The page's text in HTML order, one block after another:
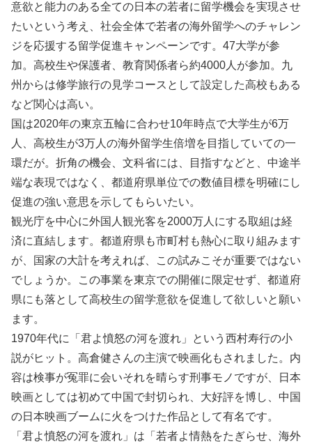
意欲と能力のある全ての日本の若者に留学機会を実現させ
たいという考え、社会全体で若者の海外留学へのチャレン
ジを応援する留学促進キャンペーンです。47大学が参
加。高校生や保護者、教育関係者ら約4000人が参加。九
州からは修学旅行の見学コースとして設定した高校もある
など関心は高い。
国は2020年の東京五輪に合わせ10年時点で大学生が6万
人、高校生が3万人の海外留学生倍増を目指していての一
環だが。折角の機会、文科省には、目指すなどと、中途半
端な表現ではなく、都道府県単位での数値目標を明確にし
促進の強い意思を示してもらいたい。
観光庁を中心に外国人観光客を2000万人にする取組は経
済に直結します。都道府県も市町村も熱心に取り組みます
が、国家の大計を考えれば、この試みこそが重要ではない
でしょうか。この事業を東京での開催に限定せず、都道府
県にも落として高校生の留学意欲を促進して欲しいと願い
ます。
1970年代に「君よ憤怒の河を渡れ」という西村寿行の小
説がヒット。高倉健さんの主演で映画化もされました。内
容は検事が冤罪に会いそれを晴らす刑事モノですが、日本
映画としては初めて中国で封切られ、大好評を博し、中国
の日本映画ブームに火をつけた作品として有名です。
「君よ憤怒の河を渡れ」は「若者よ情熱をたぎらせ、海外